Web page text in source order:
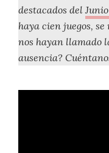
destacados del
haya cien juegos,
nos hayan llamado
ausencia?